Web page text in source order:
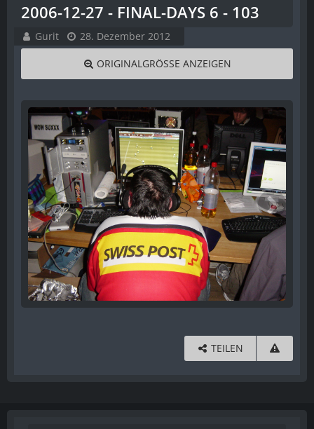
2006-12-27 - FINAL-DAYS 6 - 103
Gurit 28. Dezember 2012
ORIGINALGRÖSSE ANZEIGEN
TEILEN